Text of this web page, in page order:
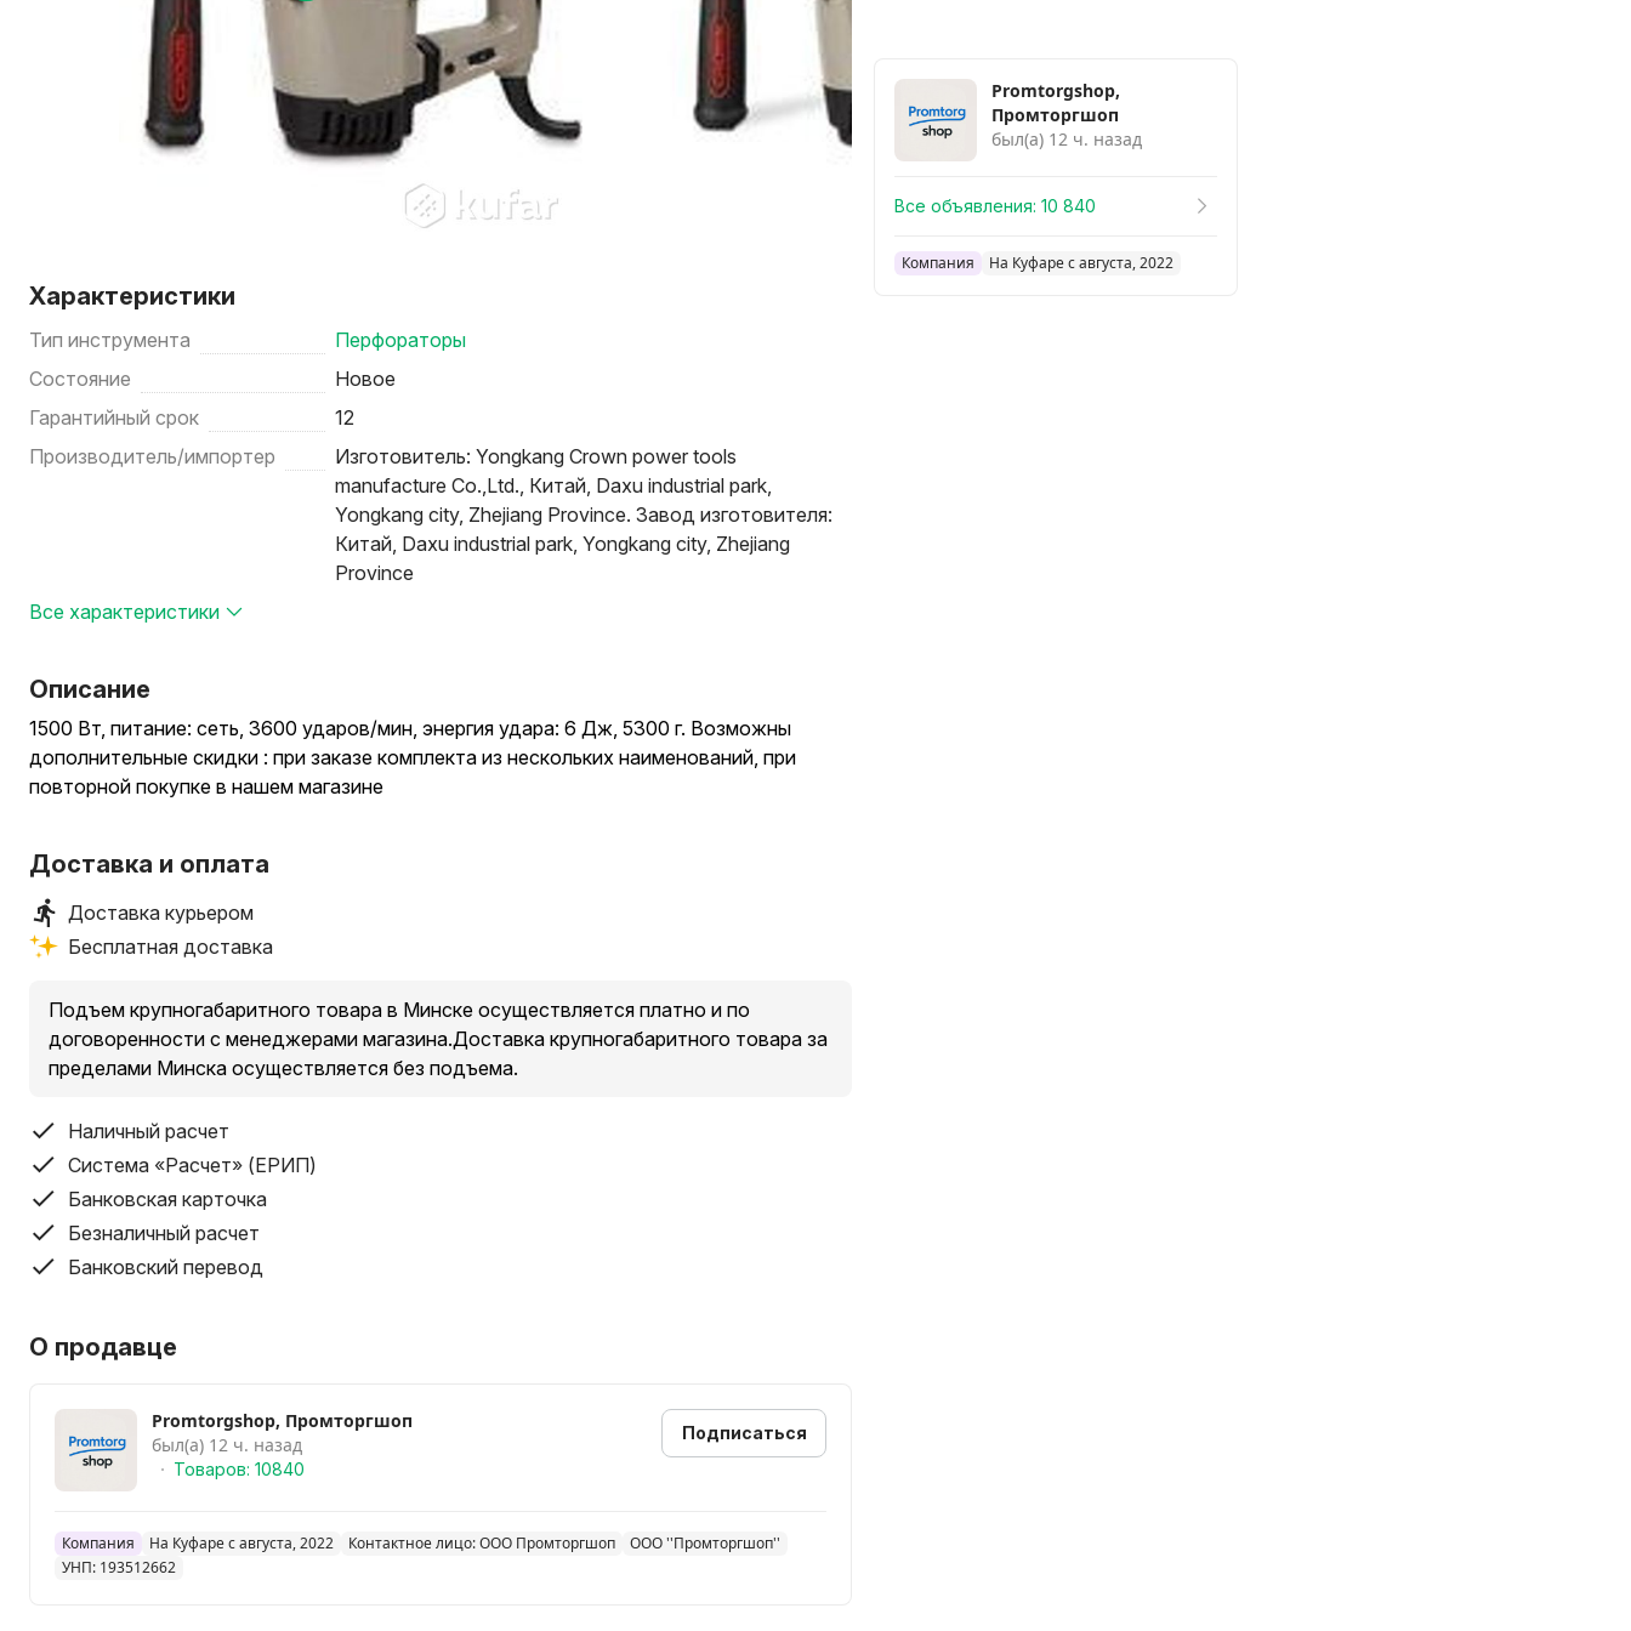
Характеристики
Тип инструмента
Перфораторы
Состояние
Новое
Гарантийный срок
12
Производитель/импортер
Изготовитель: Yongkang Crown power tools
manufacture Co.,Ltd., Китай, Daxu industrial park,
Yongkang city, Zhejiang Province. Завод изготовителя:
Китай, Daxu industrial park, Yongkang city, Zhejiang
Province
Все характеристики
Описание
1500 Вт, питание: сеть, 3600 ударов/мин, энергия удара: 6 Дж, 5300 г. Возможны
дополнительные скидки : при заказе комплекта из нескольких наименований, при
повторной покупке в нашем магазине
Доставка и оплата
Доставка курьером
Бесплатная доставка
Подъем крупногабаритного товара в Минске осуществляется платно и по
договоренности с менеджерами магазина.Доставка крупногабаритного товара за
пределами Минска осуществляется без подъема.
Наличный расчет
Система «Расчет» (ЕРИП)
Банковская карточка
Безналичный расчет
Банковский перевод
О продавце
Promtorgshop, Промторгшоп
был(а) 12 ч. назад
Товаров: 10840
Подписаться
Компания На Куфаре с августа, 2022 Контактное лицо: ООО Промторгшоп
ООО ''Промторгшоп''
УНП: 193512662
Promtorgshop,
Промторгшоп
был(а) 12 ч. назад
Все объявления: 10 840
Компания На Куфаре с августа, 2022